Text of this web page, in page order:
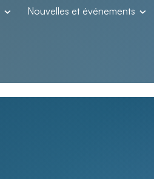
Nouvelles et événements